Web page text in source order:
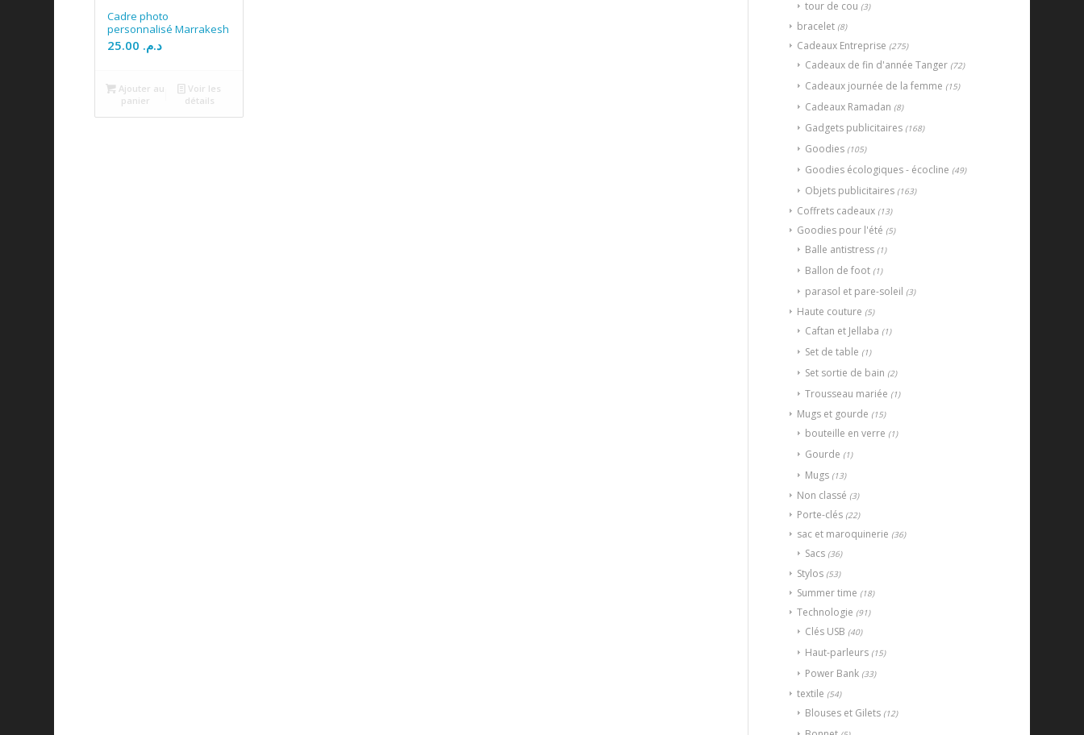
Cadre photo
personnalisé Marrakesh
د.م.
Ajouter au
panier
Voir les
détails
tour de cou (3)
bracelet (8)
Cadeaux Entreprise (275)
Cadeaux de fin d'année Tanger (72)
Cadeaux journée de la femme (15)
Cadeaux Ramadan (8)
Gadgets publicitaires (168)
Goodies (105)
Goodies écologiques - écocline (49)
Objets publicitaires (163)
Coffrets cadeaux (13)
Goodies pour l'été (5)
Balle antistress (1)
Ballon de foot (1)
parasol et pare-soleil (3)
Haute couture (5)
Caftan et Jellaba (1)
Set de table (1)
Set sortie de bain (2)
Trousseau mariée (1)
Mugs et gourde (15)
bouteille en verre (1)
Gourde (1)
Mugs (13)
Non classé (3)
Porte-clés (22)
sac et maroquinerie (36)
Sacs (36)
Stylos (53)
Summer time (18)
Technologie (91)
Clés USB (40)
Haut-parleurs (15)
Power Bank (33)
textile (54)
Blouses et Gilets (12)